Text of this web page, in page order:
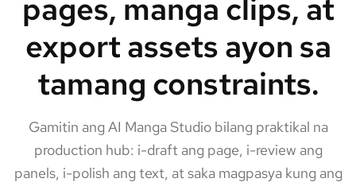
pages, manga clips, at
export assets ayon sa
tamang constraints.
Gamitin ang AI Manga Studio bilang praktikal na
production hub: i-draft ang page, i-review ang
panels, i-polish ang text, at saka magpasya kung ang